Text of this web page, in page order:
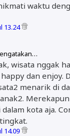
waktu
13.24
wisata nggak
dan enjoy.
menarik di
dalam kota aja.
14.09